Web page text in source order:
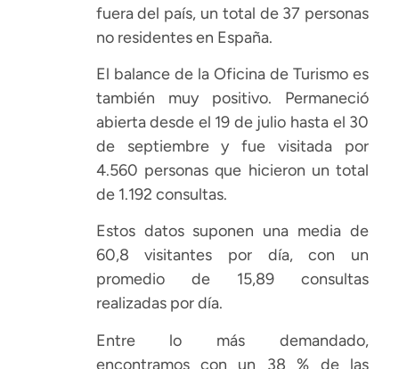
fuera del país, un total de 37 personas
no residentes en España.
El balance de la Oficina de Turismo es
también muy positivo. Permaneció
abierta desde el 19 de julio hasta el 30
de septiembre y fue visitada por
4.560 personas que hicieron un total
de 1.192 consultas.
Estos datos suponen una media de
60,8 visitantes por día, con un
promedio de 15,89 consultas
realizadas por día.
Entre lo más demandado,
encontramos con un 38 % de las